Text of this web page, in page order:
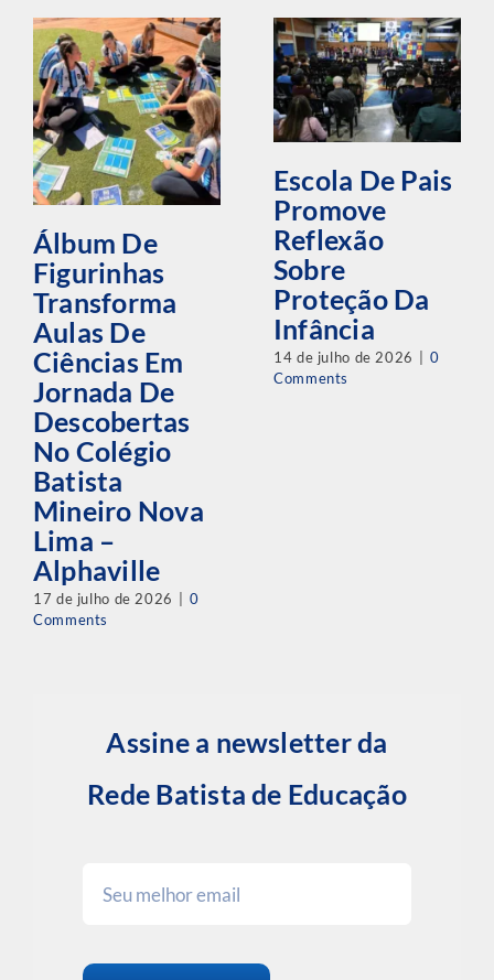
Álbum De
Figurinhas
Transforma
Aulas De
Ciências Em
Jornada De
Descobertas
No Colégio
Batista
Mineiro Nova
Lima –
Alphaville
17 de julho de 2026
0
Comments
Escola De Pais
Promove
Reflexão
Sobre
Proteção Da
Infância
14 de julho de 2026
0
Comments
Assine a newsletter da
Rede Batista de Educação